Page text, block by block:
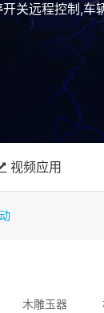
关远程控制,
视频应用
木雕玉器